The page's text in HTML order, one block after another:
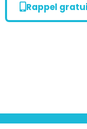
Rappel